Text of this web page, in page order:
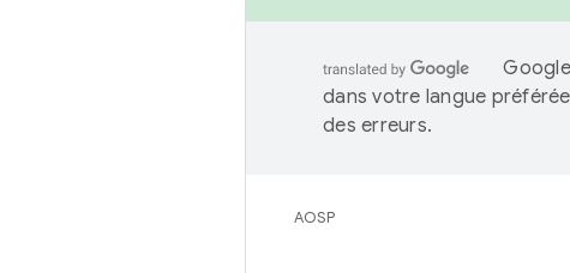
dans votre langue
des erreurs.
AOSP